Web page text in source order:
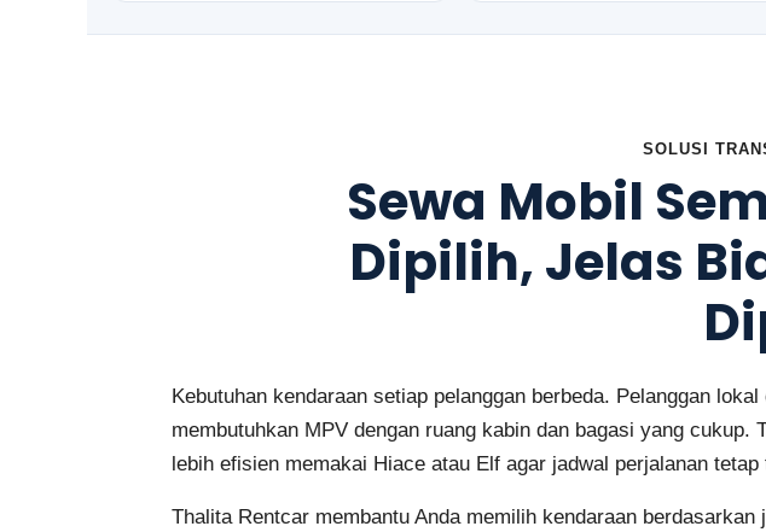
SOLUSI
Sewa Mobil
Dipilih, Jelas
Kebutuhan kendaraan setiap pelanggan berbeda. Pelanggan
membutuhkan MPV dengan ruang kabin dan bagasi yang
lebih efisien memakai Hiace atau Elf agar jadwal perjalanan
Thalita Rentcar membantu Anda memilih kendaraan